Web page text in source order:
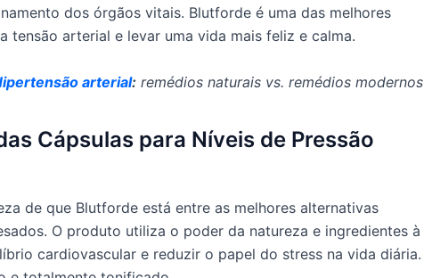
dos órgãos vitais. Blutforde é uma das melhores
tensão arterial e levar uma vida mais feliz e calma.
arterial: remédios naturais vs. remédios modernos
Cápsulas para Níveis de Pressão
de que Blutforde está entre as melhores alternativas
O produto utiliza o poder da natureza e ingredientes à
cardiovascular e reduzir o papel do stress na vida diária.